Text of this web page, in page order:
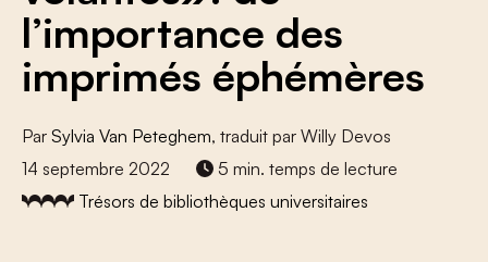
l’importance des
imprimés éphémères
Par Sylvia Van Peteghem, traduit par Willy Devos
14 septembre 2022
5 min. temps de lecture
Trésors de bibliothèques universitaires